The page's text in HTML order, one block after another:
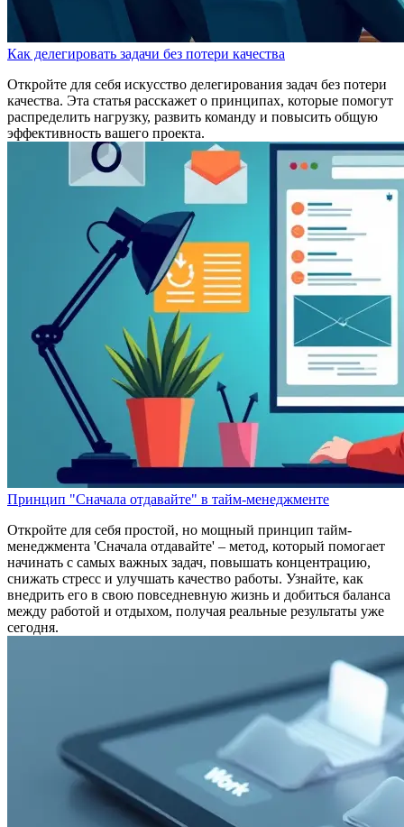
Как делегировать задачи без потери качества
Откройте для себя искусство делегирования задач без потери
качества. Эта статья расскажет о принципах, которые помогут
распределить нагрузку, развить команду и повысить общую
эффективность вашего проекта.
Принцип "Сначала отдавайте" в тайм-менеджменте
Откройте для себя простой, но мощный принцип тайм-
менеджмента 'Сначала отдавайте' – метод, который помогает
начинать с самых важных задач, повышать концентрацию,
снижать стресс и улучшать качество работы. Узнайте, как
внедрить его в свою повседневную жизнь и добиться баланса
между работой и отдыхом, получая реальные результаты уже
сегодня.